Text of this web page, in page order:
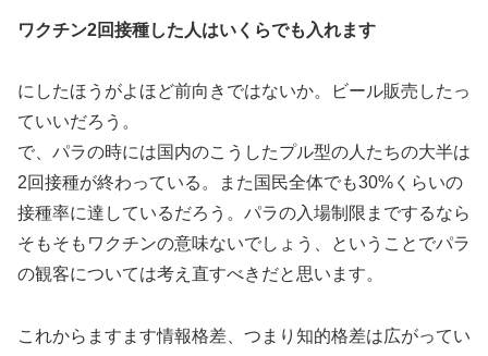
ワクチン2回接種した人はいくらでも入れます
にしたほうがよほど前向きではないか。ビール販売したっ
ていいだろう。
で、パラの時には国内のこうしたプル型の人たちの大半は
2回接種が終わっている。また国民全体でも30%くらいの
接種率に達しているだろう。パラの入場制限までするなら
そもそもワクチンの意味ないでしょう、ということでパラ
の観客については考え直すべきだと思います。
これからますます情報格差、つまり知的格差は広がってい